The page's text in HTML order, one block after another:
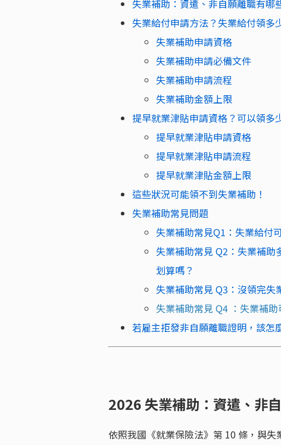
失業補助：資遣、非自願離職有哪
失業給付申請方法？失業給付領多
失業補助申請資格
失業補助申請必備文件
失業補助申請流程
失業補助金額上限
提早就業津貼申請資格？可以領多
提早就業津貼申請資格
提早就業津貼申請流程
提早就業津貼金額上限
這些狀況可能領不到失業補助！
失業補助常見問題
失業補助常見Q1：失業給付
失業補助常見 Q2：失業補助
划算嗎？
失業補助常見 Q3：沒領完失
失業補助常見 Q4 ：失業補助
若雇主拒發非自願離職證明，該怎
2026 失業補助：資遣、非
依照我國《就業保險法》第 10 條，與